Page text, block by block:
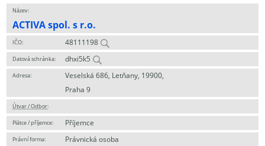
Název:
ACTIVA spol. s r.o.
IČO: 48111198
Datová schránka: dhxi5k5
Adresa:
Veselská 686, Letňany, 19900,
Praha 9
Útvar / Odbor:
Plátce / příjemce: Příjemce
Právní forma: Právnická osoba